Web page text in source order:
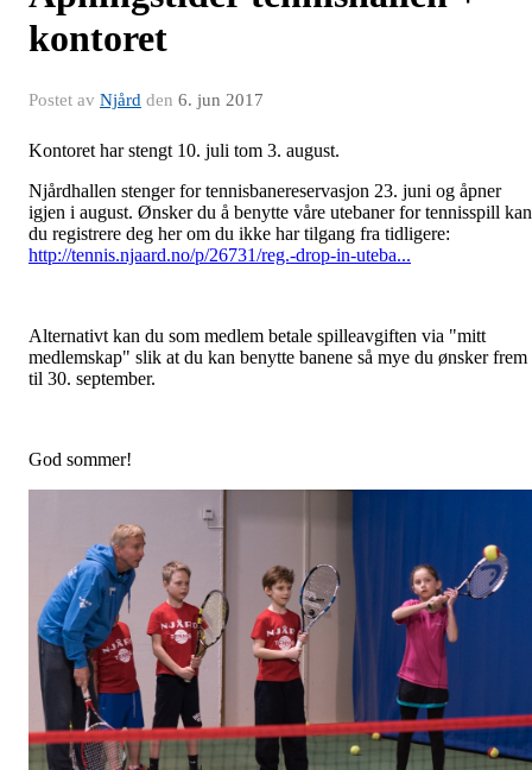
kontoret
Postet av Njård den 6. jun 2017
Kontoret har stengt 10. juli tom 3. august.
Njårdhallen stenger for tennisbanereservasjon 23. juni og åpner
igjen i august. Ønsker du å benytte våre utebaner for tennisspill kan
du registrere deg her om du ikke har tilgang fra tidligere:
http://tennis.njaard.no/p/26731/reg.-drop-in-uteba...
Alternativt kan du som medlem betale spilleavgiften via "mitt
medlemskap" slik at du kan benytte banene så mye du ønsker frem
til 30. september.
God sommer!